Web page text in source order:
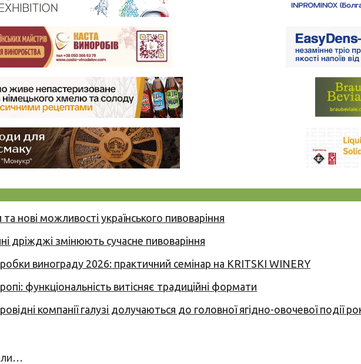
нові можливості українського пивоваріння
дріжджі змінюють сучасне пивоваріння
винограду 2026: практичний семінар на KRITSKI WINERY
функціональність витісняє традиційні формати
компанії галузі долучаються до головної ягідно-овочевої події